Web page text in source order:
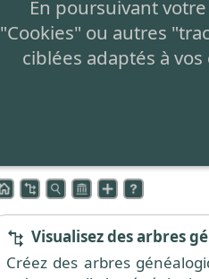
En poursuivant
"Cookies" ou autres
ciblées adaptés à
Il esttotalement gratuit,
non intrusive en bas de page.
Le concept innovant: C'est
L'accès aux différentes
Visualisez des arbres
Créez des arbres